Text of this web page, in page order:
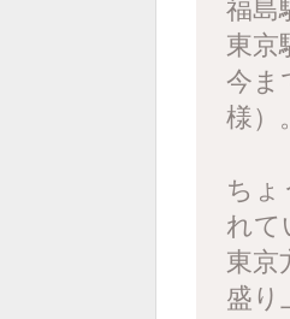
福島
東京
今ま
様）。
ちょ
れて
東京
盛り